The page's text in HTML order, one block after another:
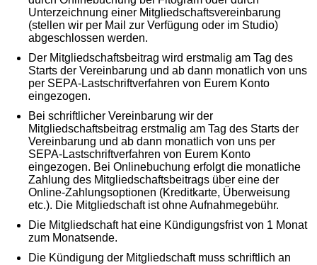
Unterzeichnung einer Mitgliedschaftsvereinbarung
(stellen wir per Mail zur Verfügung oder im Studio)
abgeschlossen werden.
Der Mitgliedschaftsbeitrag wird erstmalig am Tag des
Starts der Vereinbarung und ab dann monatlich von uns
per SEPA-Lastschriftverfahren von Eurem Konto
eingezogen.
Bei schriftlicher Vereinbarung wir der
Mitgliedschaftsbeitrag erstmalig am Tag des Starts der
Vereinbarung und ab dann monatlich von uns per
SEPA-Lastschriftverfahren von Eurem Konto
eingezogen. Bei Onlinebuchung erfolgt die monatliche
Zahlung des Mitgliedschaftsbeitrags über eine der
Online-Zahlungsoptionen (Kreditkarte, Überweisung
etc.). Die Mitgliedschaft ist ohne Aufnahmegebühr.
Die Mitgliedschaft hat eine Kündigungsfrist von 1 Monat
zum Monatsende.
Die Kündigung der Mitgliedschaft muss schriftlich an